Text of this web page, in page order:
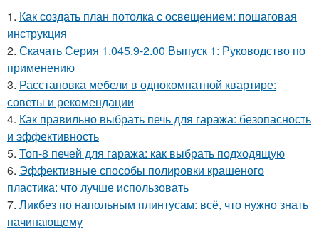
1. Как создать план потолка с освещением: пошаговая
инструкция
2. Скачать Серия 1.045.9-2.00 Выпуск 1: Руководство по
применению
3. Расстановка мебели в однокомнатной квартире:
советы и рекомендации
4. Как правильно выбрать печь для гаража: безопасность
и эффективность
5. Топ-8 печей для гаража: как выбрать подходящую
6. Эффективные способы полировки крашеного
пластика: что лучше использовать
7. Ликбез по напольным плинтусам: всё, что нужно знать
начинающему